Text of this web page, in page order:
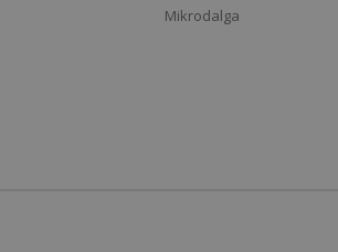
Mikrodalga